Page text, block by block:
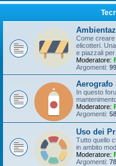
Come creare
elicotteri.
e piazzali per
Moderatore:
Argomenti: 99
Aerografo
In questo
Moderatore:
Argomenti:
Uso dei
Tutto quello
in ambito
Moderatore:
Argomenti: